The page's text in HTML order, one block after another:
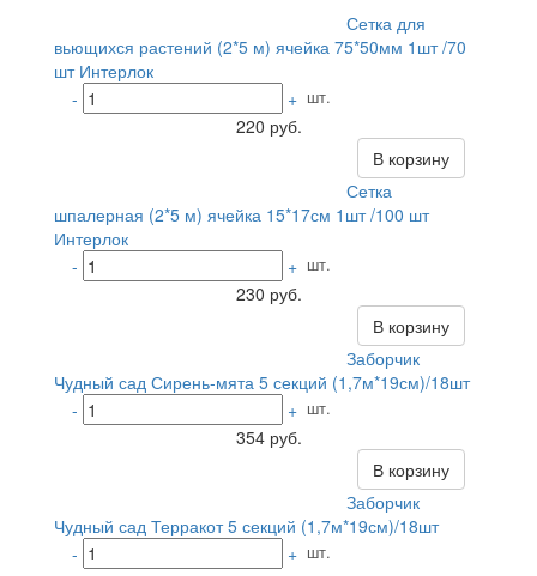
Сетка для
вьющихся растений (2*5 м) ячейка 75*50мм 1шт /70
шт Интерлок
-
+ шт.
220 руб.
В корзину
Сетка
шпалерная (2*5 м) ячейка 15*17см 1шт /100 шт
Интерлок
-
+ шт.
230 руб.
В корзину
Заборчик
Чудный сад Сирень-мята 5 секций (1,7м*19см)/18шт
-
+ шт.
354 руб.
В корзину
Заборчик
Чудный сад Терракот 5 секций (1,7м*19см)/18шт
-
+ шт.